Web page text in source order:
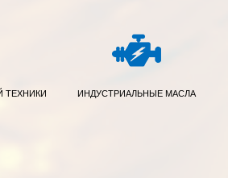
ТЕХНИКИ ИНДУСТРИАЛЬНЫЕ МАСЛА